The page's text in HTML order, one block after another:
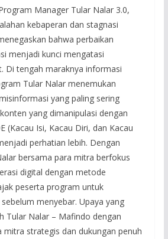
Manager Tular Nalar 3.0,
kebaperan dan stagnasi
bahwa perbaikan
menjadi kunci mengatasi
Di tengah maraknya informasi
Tular Nalar menemukan
yang paling sering
yang dimanipulasi dengan
(Kacau Isi, Kacau Diri, dan Kacau
perhatian lebih. Dengan
bersama para mitra berfokus
digital dengan metode
peserta program untuk
menyebar. Upaya yang
Tular Nalar – Mafindo dengan
mitra strategis dan dukungan penuh